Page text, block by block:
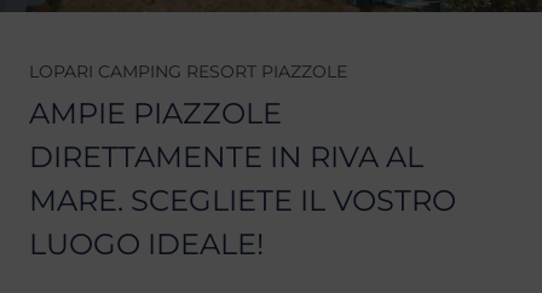
LOPARI CAMPING RESORT PIAZZOLE
AMPIE PIAZZOLE
DIRETTAMENTE IN RIVA AL
MARE. SCEGLIETE IL VOSTRO
LUOGO IDEALE!